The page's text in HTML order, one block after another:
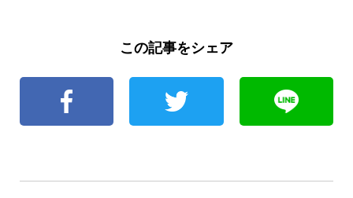
この記事をシェア